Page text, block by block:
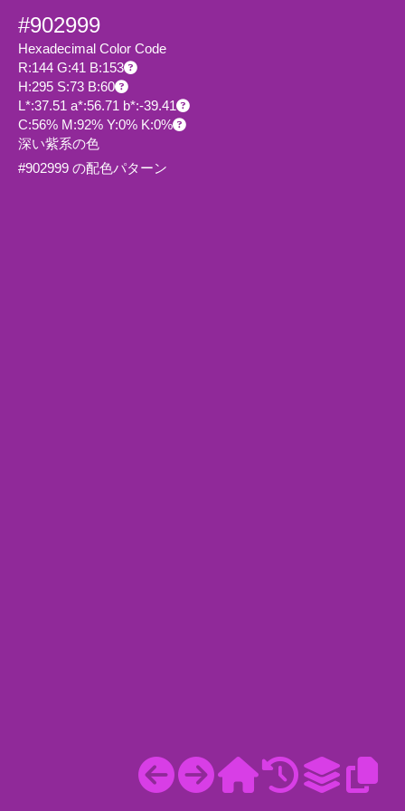
#902999
Hexadecimal Color Code
R:144 G:41 B:153
H:295 S:73 B:60
L*:37.51 a*:56.71 b*:-39.41
C:56% M:92% Y:0% K:0%
深い紫系の色
#902999 の配色パターン